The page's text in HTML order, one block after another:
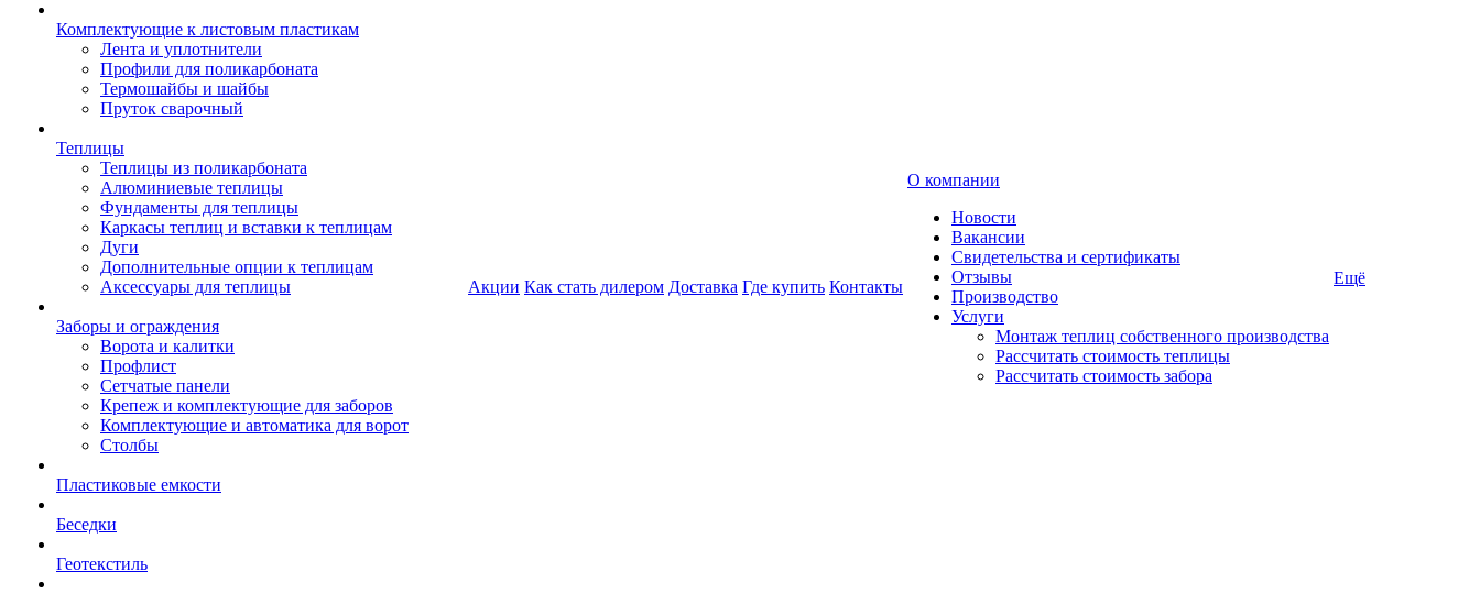
Комплектующие к листовым пластикам
Лента и уплотнители
Профили для поликарбоната
Термошайбы и шайбы
Пруток сварочный
Теплицы
Теплицы из поликарбоната
Алюминиевые теплицы
Фундаменты для теплицы
Каркасы теплиц и вставки к теплицам
Дуги
Дополнительные опции к теплицам
Аксессуары для теплицы
Заборы и ограждения
Ворота и калитки
Профлист
Сетчатые панели
Крепеж и комплектующие для заборов
Комплектующие и автоматика для ворот
Столбы
Пластиковые емкости
Беседки
Геотекстиль
Акции Как стать дилером Доставка Где купить Контакты
О компании
Новости
Вакансии
Свидетельства и сертификаты
Отзывы
Производство
Услуги
Монтаж теплиц собственного производства
Рассчитать стоимость теплицы
Рассчитать стоимость забора
Ещё